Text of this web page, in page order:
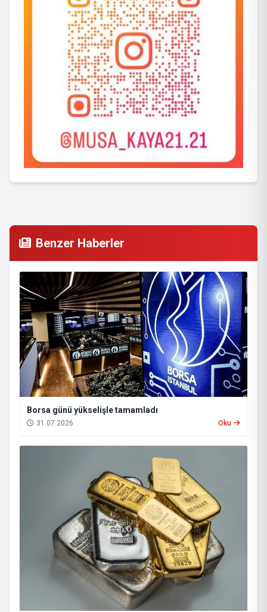
Benzer Haberler
Borsa günü yükselişle tamamladı
31.07.2026 Oku